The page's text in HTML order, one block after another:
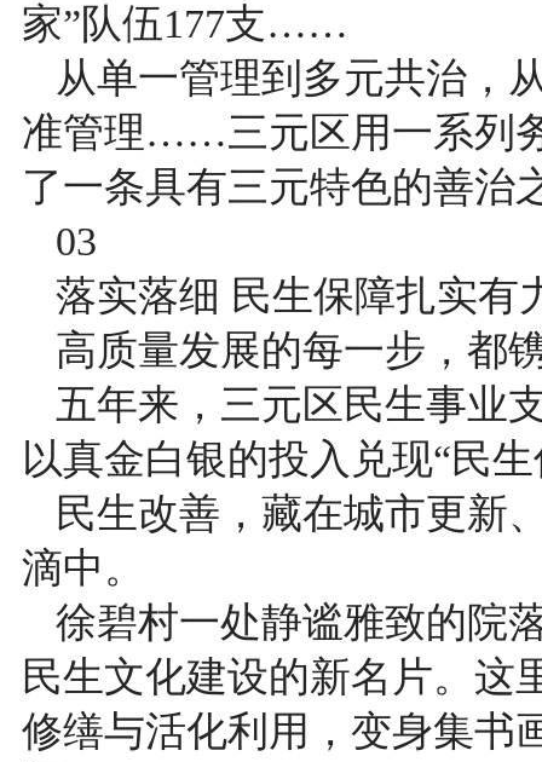
家”队伍177支……
从单一管理到多元共治，
准管理……三元区用一系列
了一条具有三元特色的善治
03
落实落细 民生保障扎实有
高质量发展的每一步，都
五年来，三元区民生事业
以真金白银的投入兑现“民
民生改善，藏在城市更新
滴中。
徐碧村一处静谧雅致的院
民生文化建设的新名片。这
修缮与活化利用，变身集书